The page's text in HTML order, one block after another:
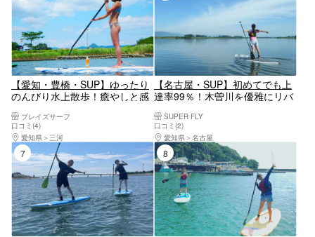
【愛知・豊橋・SUP】ゆったり
のんびり水上散歩！癒やしと感
ブレイズサーフ
口コミ(4)
愛知県
三河
【名古屋・SUP】初めてでも上
達率99％！木曽川を優雅にリバ
SUPER FLY
口コミ(2)
愛知県
名古屋
7位 8位